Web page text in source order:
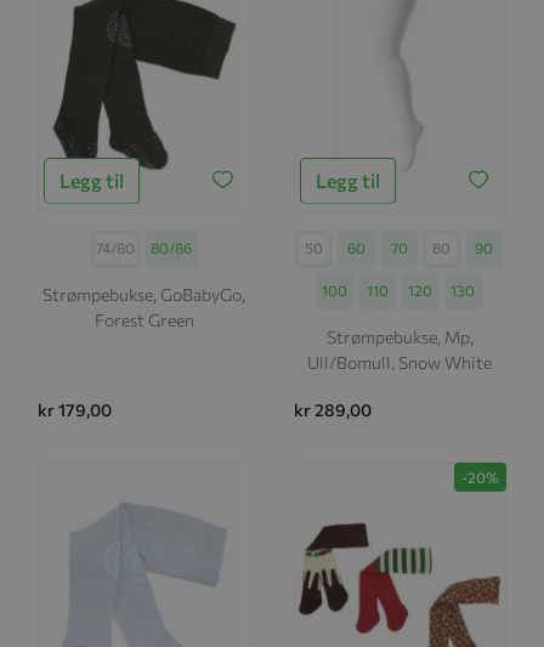
Legg til
Størrelse
74/80 80/86
Strømpebukse, GoBabyGo,
Forest Green
kr 179,00
Legg til
Størrelse
50 60 70 80 90
100 110 120 130
Strømpebukse, Mp,
Ull/Bomull, Snow White
kr 289,00
-20%